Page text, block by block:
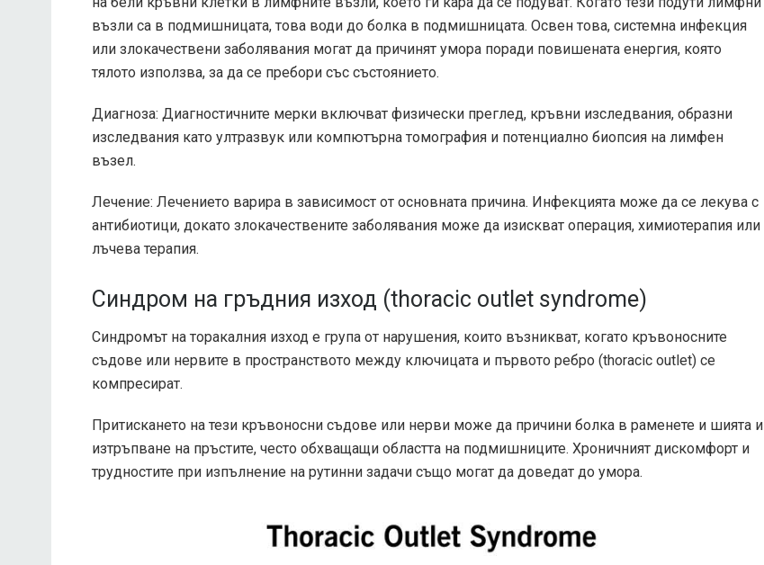
възли са в подмишницата, това води до болка в подмишницата. Освен това, системна инфекция
или злокачествени заболявания могат да причинят умора поради повишената енергия, която
тялото използва, за да се пребори със състоянието.
Диагноза: Диагностичните мерки включват физически преглед, кръвни изследвания, образни
изследвания като ултразвук или компютърна томография и потенциално биопсия на лимфен
възел.
Лечение: Лечението варира в зависимост от основната причина. Инфекцията може да се лекува с
антибиотици, докато злокачествените заболявания може да изискват операция, химиотерапия или
лъчева терапия.
Синдром на гръдния изход (thoracic outlet syndrome)
Синдромът на торакалния изход е група от нарушения, които възникват, когато кръвоносните
съдове или нервите в пространството между ключицата и първото ребро (thoracic outlet) се
компресират.
Притискането на тези кръвоносни съдове или нерви може да причини болка в раменете и шията и
изтръпване на пръстите, често обхващащи областта на подмишниците. Хроничният дискомфорт и
трудностите при изпълнение на рутинни задачи също могат да доведат до умора.